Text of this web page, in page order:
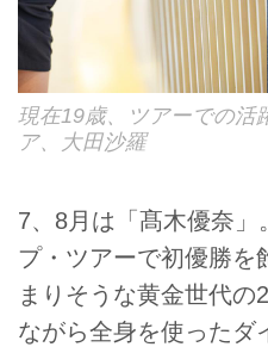
現在19歳、ツアーでの活
ア、大田沙羅
7、8月は「髙木優奈」
プ・ツアーで初優勝を
まりそうな黄金世代の
ながら全身を使ったダ